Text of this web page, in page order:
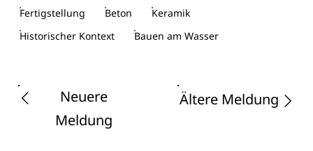
Fertigstellung
Beton
Keramik
Historischer Kontext
Bauen am Wasser
Neuere
Meldung
Ältere Meldung